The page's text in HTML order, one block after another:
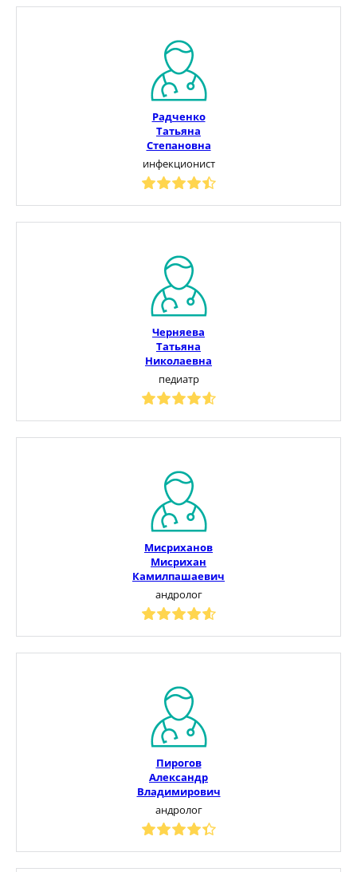
Радченко
Татьяна
Степановна
инфекционист
Черняева
Татьяна
Николаевна
педиатр
Мисриханов
Мисрихан
Камилпашаевич
андролог
Пирогов
Александр
Владимирович
андролог